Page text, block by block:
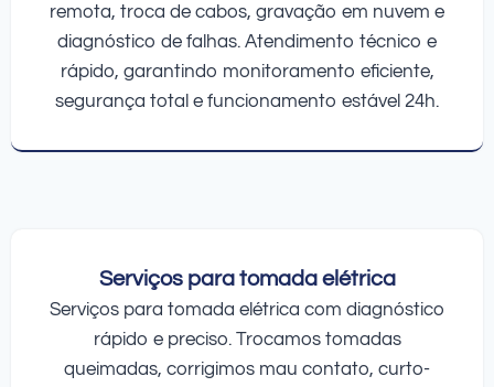
remota, troca de cabos, gravação em nuvem e
diagnóstico de falhas. Atendimento técnico e
rápido, garantindo monitoramento eficiente,
segurança total e funcionamento estável 24h.
Serviços para tomada elétrica
Serviços para tomada elétrica com diagnóstico
rápido e preciso. Trocamos tomadas
queimadas, corrigimos mau contato, curto-